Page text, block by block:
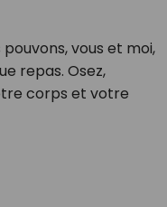
vous et moi,
repas. Osez,
corps et votre